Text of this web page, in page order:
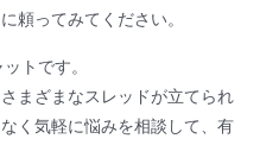
頼ってみてください。
トです。
まざまなスレッドが立てられ
く気軽に悩みを相談して、有